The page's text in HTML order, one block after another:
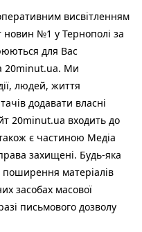
висвітленням
новин №1 у Тернополі за
для Вас
20minut.ua. Ми
людей, життя
додавати власні
20minut.ua входить до
є частиною Медіа
захищені. Будь-яка
матеріалів
засобах масової
письмового дозволу